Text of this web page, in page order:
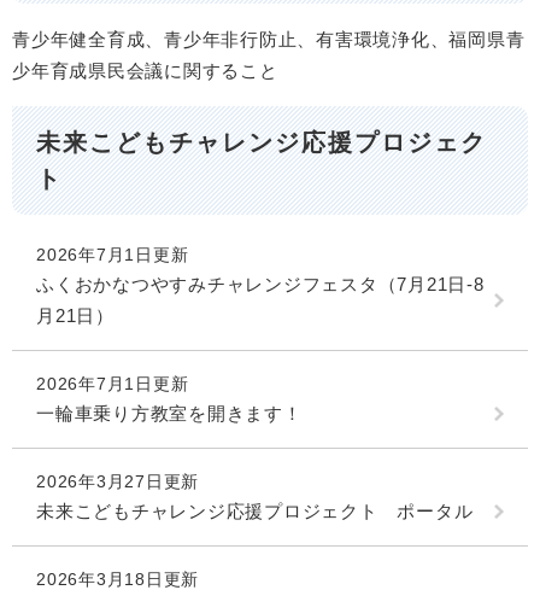
青少年健全育成、青少年非行防止、有害環境浄化、福岡県青
少年育成県民会議に関すること
未来こどもチャレンジ応援プロジェク
ト
2026年7月1日更新
ふくおかなつやすみチャレンジフェスタ（7月21日-8
月21日）
2026年7月1日更新
一輪車乗り方教室を開きます！
2026年3月27日更新
未来こどもチャレンジ応援プロジェクト ポータル
2026年3月18日更新